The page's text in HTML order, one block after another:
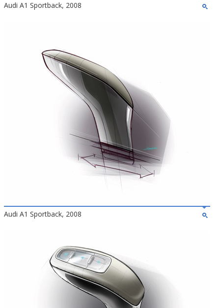
Audi A1 Sportback, 2008
Audi A1 Sportback, 2008